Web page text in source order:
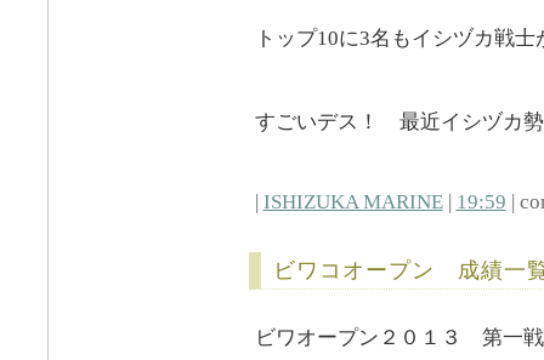
トップ10に3名もイシヅカ戦
すごいデス！ 最近イシヅカ
| ISHIZUKA MARINE| 19:59 |
ビワコオープン 成績一
ビワオープン２０１３ 第一戦